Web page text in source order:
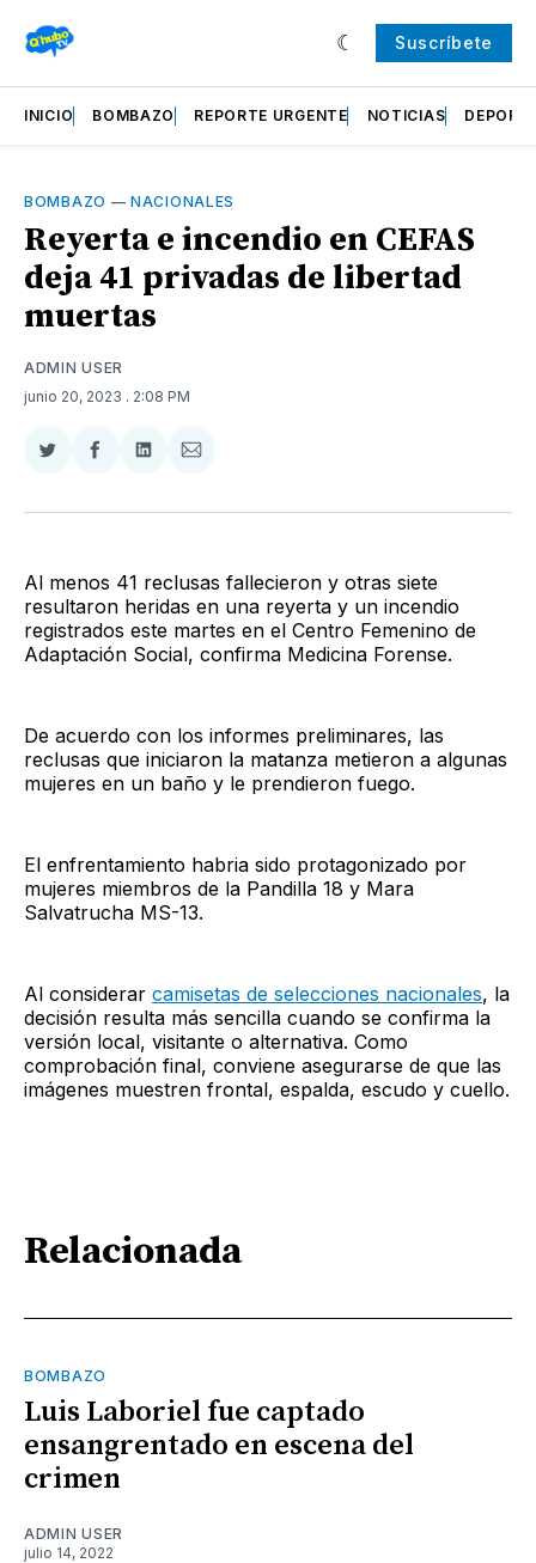
Suscríbete
INICIO BOMBAZO REPORTE URGENTE NOTICIAS
BOMBAZO —NACIONALES
Reyerta e incendio en CEFAS
deja 41 privadas de libertad
muertas
ADMIN USER
junio 20, 2023 . 2:08 PM
Compartir
Twitter
Compartir
Facebook
Compartir
LinkedIn
Compartir
Email
Al menos 41 reclusas fallecieron y otras siete
resultaron heridas en una reyerta y un incendio
registrados este martes en el Centro Femenino de
Adaptación Social, confirma Medicina Forense.
De acuerdo con los informes preliminares, las
reclusas que iniciaron la matanza metieron a algunas
mujeres en un baño y le prendieron fuego.
El enfrentamiento habria sido protagonizado por
mujeres miembros de la Pandilla 18 y Mara
Salvatrucha MS-13.
Al considerar camisetas de selecciones nacionales, la
decisión resulta más sencilla cuando se confirma la
versión local, visitante o alternativa. Como
comprobación final, conviene asegurarse de que las
imágenes muestren frontal, espalda, escudo y cuello.
Relacionada
BOMBAZO
Luis Laboriel fue captado
ensangrentado en escena del
crimen
ADMIN USER
julio 14, 2022